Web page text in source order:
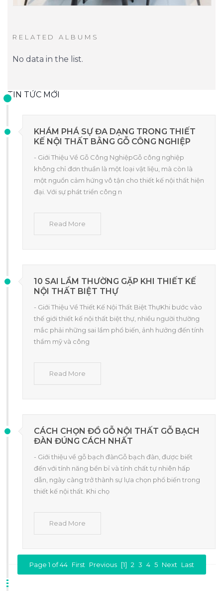
RELATED ALBUMS
No data in the list.
TIN TỨC MỚI
KHÁM PHÁ SỰ ĐA DẠNG TRONG THIẾT
KẾ NỘI THẤT BẰNG GỖ CÔNG NGHIỆP
- Giới Thiệu Về Gỗ Công NghiệpGỗ công nghiệp
không chỉ đơn thuần là một loại vật liệu, mà còn là
một nguồn cảm hứng vô tận cho thiết kế nội thất hiện
đại. Với sự phát triển công n
Read More
10 SAI LẦM THƯỜNG GẶP KHI THIẾT KẾ
NỘI THẤT BIỆT THỰ
- Giới Thiệu Về Thiết Kế Nội Thất Biệt ThựKhi bước vào
thế giới thiết kế nội thất biệt thự, nhiều người thường
mắc phải những sai lầm phổ biến, ảnh hưởng đến tính
thẩm mỹ và công
Read More
CÁCH CHỌN ĐỒ GỖ NỘI THẤT GỖ BẠCH
ĐÀN ĐÚNG CÁCH NHẤT
- Giới thiệu về gỗ bạch đànGỗ bạch đàn, được biết
đến với tính năng bền bỉ và tính chất tự nhiên hấp
dẫn, ngày càng trở thành sự lựa chọn phổ biến trong
thiết kế nội thất. Khi chọ
Read More
Page 1 of 44 First Previous [1] 2 3 4 5 Next Last